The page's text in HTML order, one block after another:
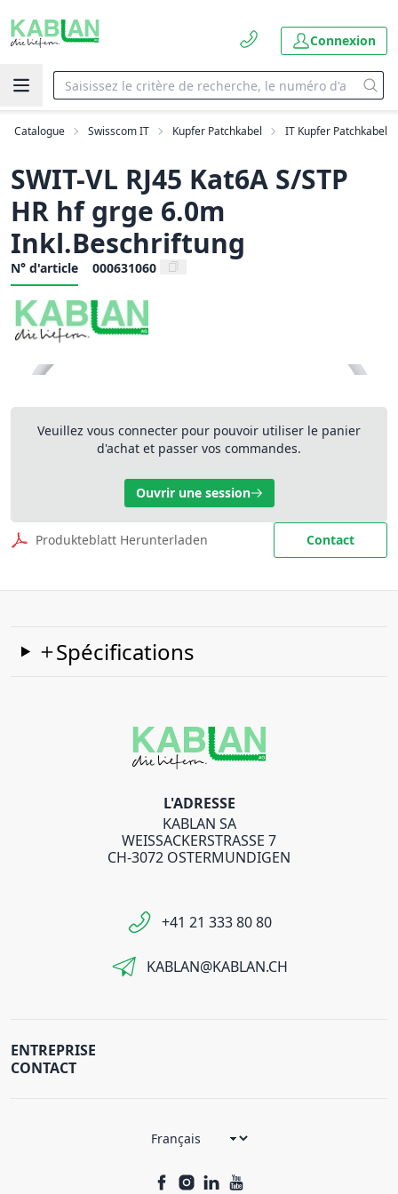
Connexion
Catalogue Swisscom IT Kupfer Patchkabel IT Kupfer Patchkabel
SWIT-VL RJ45 Kat6A S/STP
HR hf grge 6.0m
Inkl.Beschriftung
N° d'article 000631060
Veuillez vous connecter pour pouvoir utiliser le panier
d'achat et passer vos commandes.
Ouvrir une session
Produkteblatt Herunterladen Contact
Spécifications
L'ADRESSE
KABLAN SA
WEISSACKERSTRASSE 7
CH-3072 OSTERMUNDIGEN
+41 21 333 80 80
KABLAN@KABLAN.CH
ENTREPRISE
CONTACT